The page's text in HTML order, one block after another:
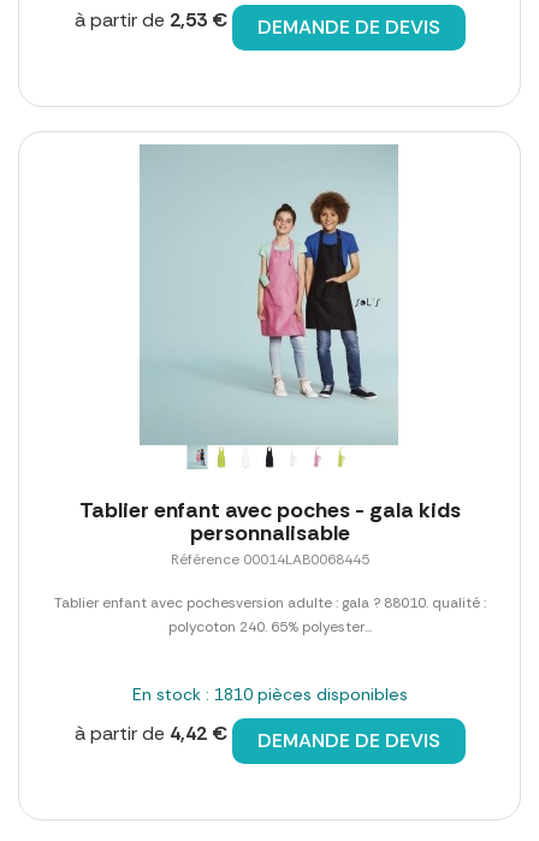
à partir de 2,53 € DEMANDE DE DEVIS
Tablier enfant avec poches - gala kids
personnalisable
Référence 00014LAB0068445
Tablier enfant avec pochesversion adulte : gala ? 88010. qualité :
polycoton 240. 65% polyester...
En stock : 1810 pièces disponibles
à partir de 4,42 € DEMANDE DE DEVIS